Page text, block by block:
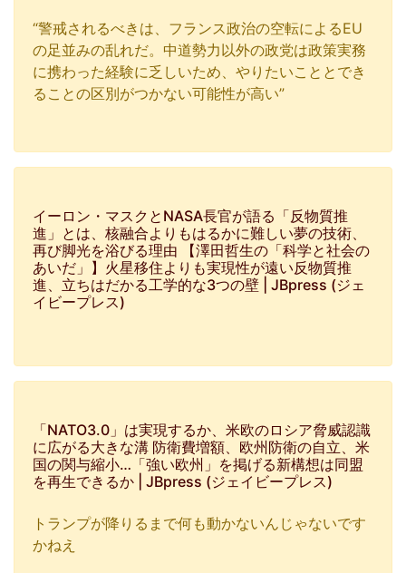
“警戒されるべきは、フランス政治の空転によるEU
の足並みの乱れだ。中道勢力以外の政党は政策実務
に携わった経験に乏しいため、やりたいこととでき
ることの区別がつかない可能性が高い”
イーロン・マスクとNASA長官が語る「反物質推
進」とは、核融合よりもはるかに難しい夢の技術、
再び脚光を浴びる理由 【澤田哲生の「科学と社会の
あいだ」】火星移住よりも実現性が遠い反物質推
進、立ちはだかる工学的な3つの壁 | JBpress (ジェ
イビープレス)
「NATO3.0」は実現するか、米欧のロシア脅威認識
に広がる大きな溝 防衛費増額、欧州防衛の自立、米
国の関与縮小…「強い欧州」を掲げる新構想は同盟
を再生できるか | JBpress (ジェイビープレス)
トランプが降りるまで何も動かないんじゃないです
かねえ